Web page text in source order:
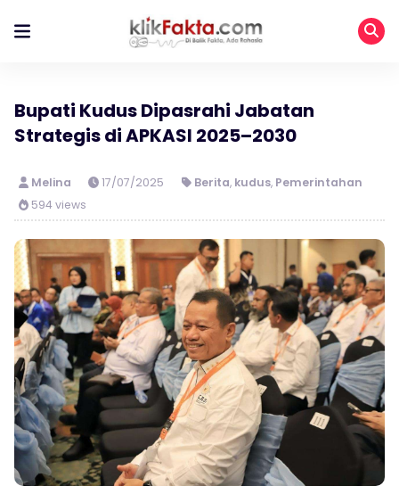
Bupati Kudus Dipasrahi Jabatan
Strategis di APKASI 2025–2030
Melina 17/07/2025 Berita, kudus, Pemerintahan
594 views